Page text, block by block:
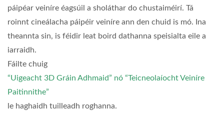
páipéar veiníre éagsúil a sholáthar do chustaiméirí. Tá
roinnt cineálacha páipéir veiníre ann den chuid is mó. Ina
theannta sin, is féidir leat boird dathanna speisialta eile a
iarraidh.
Fáilte chuig
“Uigeacht 3D Gráin Adhmaid” nó “Teicneolaíocht Veiníre
Paitinnithe”
le haghaidh tuilleadh roghanna.